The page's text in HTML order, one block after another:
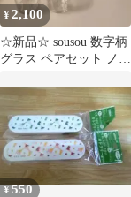
¥2,100
☆新品☆ sousou 数字柄
グラス ペアセット ノベ
¥550